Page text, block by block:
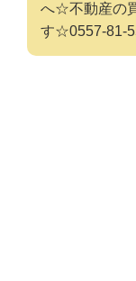
へ☆不動産の
す☆0557-81-